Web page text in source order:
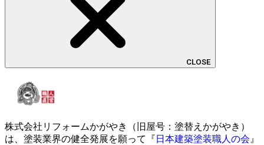
CLOSE
株式会社リフォームかがやき（旧屋号：塗替えかがやき）
は、塗装業界の健全発展を願って『 日本建築塗装職人の会 』